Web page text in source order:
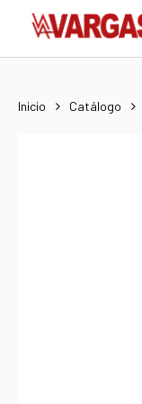
main
Inicio Catálogo